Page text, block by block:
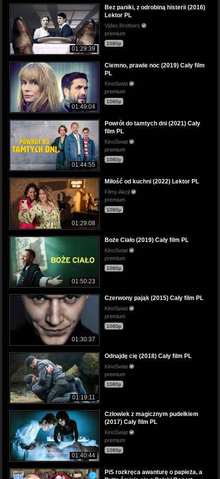
01:29:39
Bez paniki, z odrobiną histerii (2016)
Lektor PL
Video Brothers
premium
1080p
01:49:04
Ciemno, prawie noc (2019) Cały film
PL
KinoSwiat
premium
1080p
01:44:55
Powrót do tamtych dni (2021) Cały
film PL
KinoSwiat
premium
1080p
01:29:08
Miłość od kuchni (2022) Lektor PL
Filmy Akcji
premium
1080p
01:50:23
Boże Ciało (2019) Cały film PL
KinoSwiat
premium
1080p
01:30:37
Czerwony pająk (2015) Cały film PL
KinoSwiat
premium
1080p
01:19:11
Odnajdę cię (2018) Cały film PL
KinoSwiat
premium
1080p
01:40:44
Człowiek z magicznym pudełkiem
(2017) Cały film PL
KinoSwiat
premium
1080p
PiS rozkręca awanturę o papieża, a